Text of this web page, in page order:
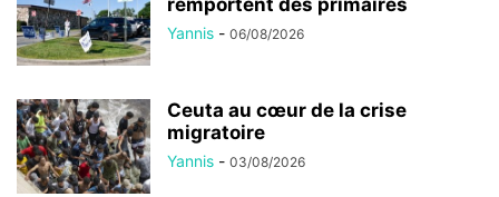
remportent des primaires
Yannis - 06/08/2026
Ceuta au cœur de la crise
migratoire
Yannis - 03/08/2026